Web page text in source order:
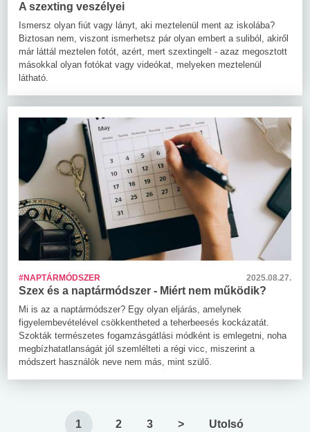
A szexting veszélyei
Ismersz olyan fiút vagy lányt, aki meztelenül ment az iskolába?
Biztosan nem, viszont ismerhetsz pár olyan embert a suliból, akiről
már láttál meztelen fotót, azért, mert szextingelt - azaz megosztott
másokkal olyan fotókat vagy videókat, melyeken meztelenül
látható.
#NAPTÁRMÓDSZER 2025.08.27.
Szex és a naptármódszer - Miért nem működik?
Mi is az a naptármódszer? Egy olyan eljárás, amelynek
figyelembevételével csökkentheted a teherbeesés kockázatát.
Szokták természetes fogamzásgátlási módként is emlegetni, noha
megbízhatatlanságát jól szemlélteti a régi vicc, miszerint a
módszert használók neve nem más, mint szülő.
1 2 3 > Utolsó